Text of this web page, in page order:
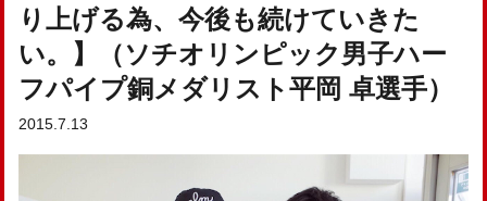
り上げる為、今後も続けていきた
い。】（ソチオリンピック男子ハー
フパイプ銅メダリスト平岡 卓選手）
2015.7.13